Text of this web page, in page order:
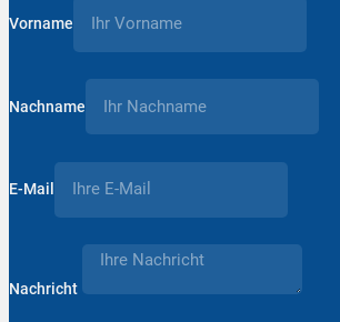
Vorname
Nachname
E-Mail
Nachricht